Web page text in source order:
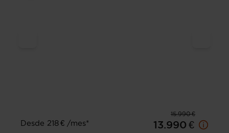
15.990 €
Desde 218 € /mes*
13.990 €